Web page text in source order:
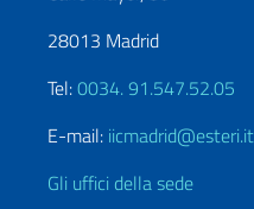
28013 Madrid
Tel:0034. 91.547.52.05
E-mail: iicmadrid@esteri.it
Gli uffici della sede